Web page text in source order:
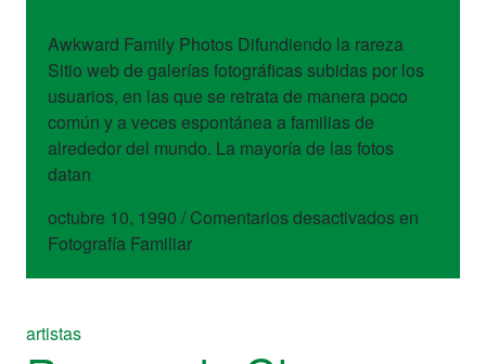
Awkward Family Photos Difundiendo la rareza
Sitio web de galerías fotográficas subidas por los
usuarios, en las que se retrata de manera poco
común y a veces espontánea a familias de
alrededor del mundo. La mayoría de las fotos
datan
octubre 10, 1990 / Comentarios desactivadosen
Fotografía Familiar
artistas